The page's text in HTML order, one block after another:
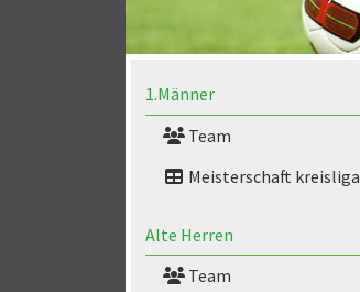
1.Männer
Team
Meisterschaft kreisliga
Alte Herren
Team